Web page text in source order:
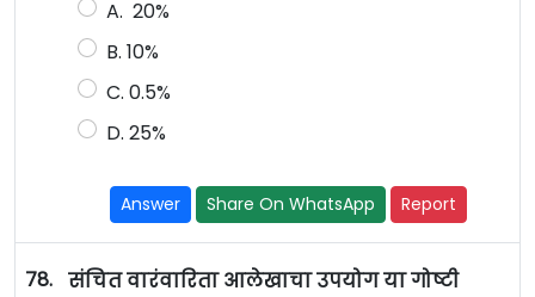
A. 20%
B. 10%
C. 0.5%
D. 25%
Answer Share On WhatsApp Report
78. संचित वारंवारिता आलेखाचा उपयोग या गोष्टी